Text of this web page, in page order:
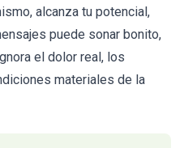
alcanza tu potencial,
puede sonar bonito,
el dolor real, los
materiales de la